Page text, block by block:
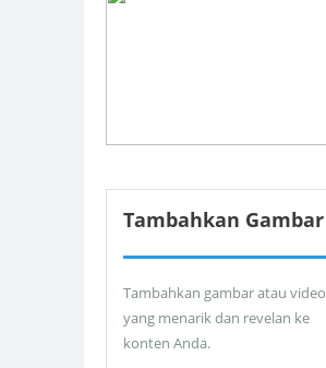
Tambahkan Gambar
Tambahkan gambar atau video
yang menarik dan revelan ke
konten Anda.